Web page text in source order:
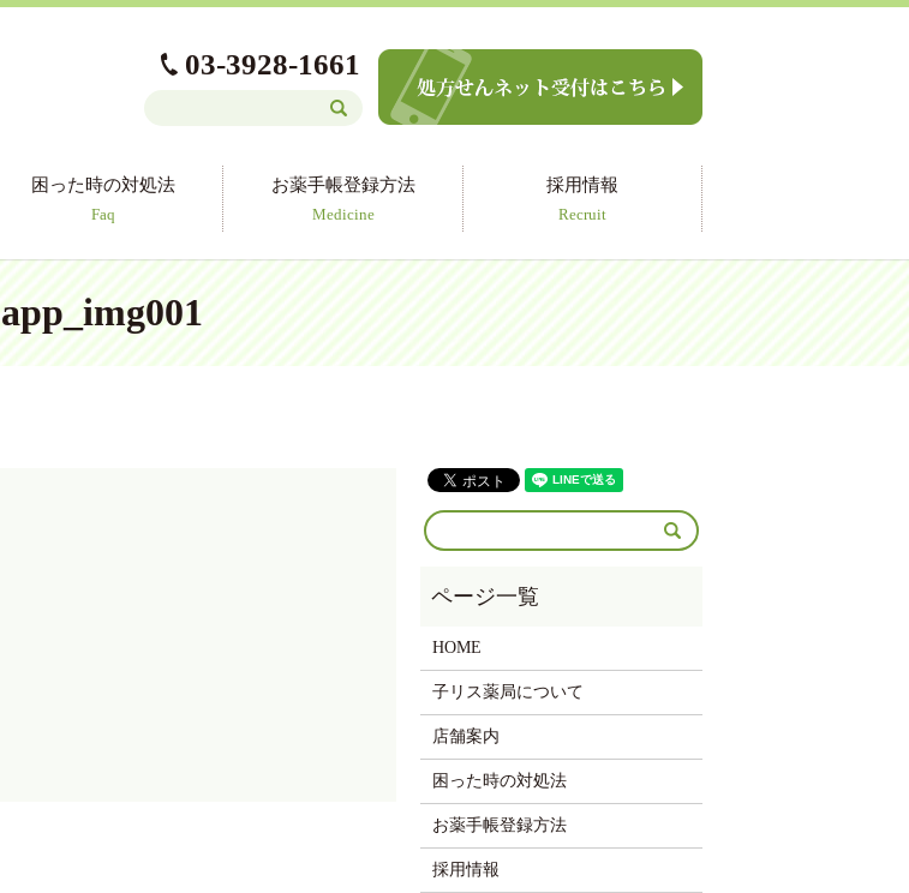
03-3928-1661
困った時の対処法
Faq
お薬手帳登録方法
Medicine
採用情報
Recruit
app_img001
HOME
子リス薬局について
店舗案内
困った時の対処法
お薬手帳登録方法
採用情報